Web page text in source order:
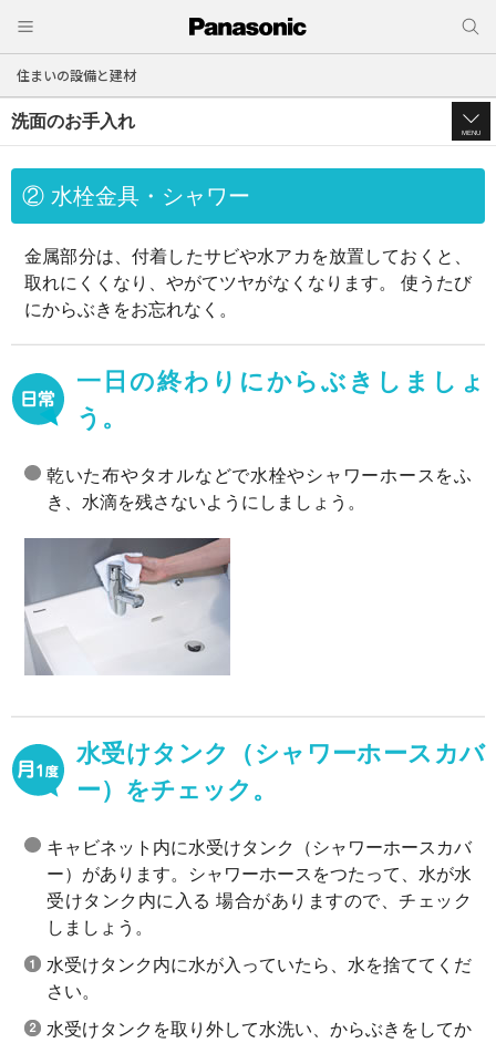
住まいの設備と建材
洗面のお手入れ
MENU
② 水栓金具・シャワー
金属部分は、付着したサビや水アカを放置しておくと、
取れにくくなり、やがてツヤがなくなります。
使うたび
にからぶきをお忘れなく。
一日の終わりにからぶきしましょ
う。
乾いた布やタオルなどで水栓やシャワーホースをふ
き、水滴を残さないようにしましょう。
水受けタンク（シャワーホースカバ
ー）をチェック。
キャビネット内に水受けタンク（シャワーホースカバ
ー）があります。シャワーホースをつたって、水が水
受けタンク内に入る 場合がありますので、チェック
しましょう。
水受けタンク内に水が入っていたら、水を捨ててくだ
さい。
水受けタンクを取り外して水洗い、からぶきをしてか